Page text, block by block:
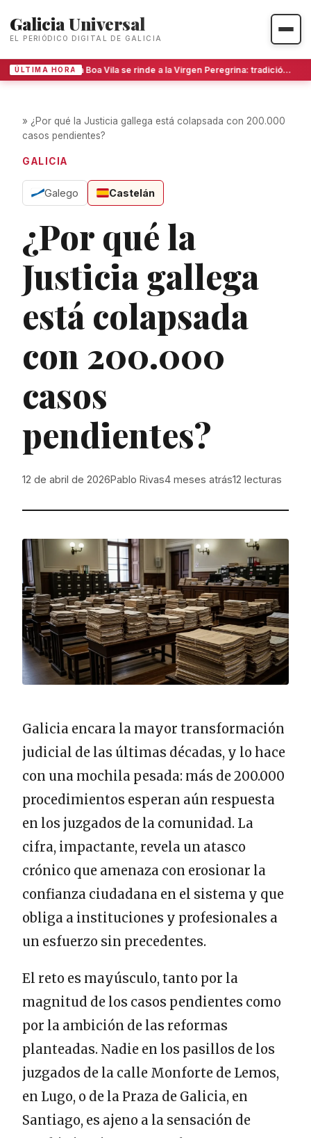
Galicia Universal
EL PERIÓDICO DIGITAL DE GALICIA
ÚLTIMA HORA La Boa Vila se rinde a la Virgen Peregrina: tradición, devoción y la danza que une a Pontevedra
» ¿Por qué la Justicia gallega está colapsada con 200.000
casos pendientes?
GALICIA
Galego Castelán
¿Por qué la
Justicia gallega
está colapsada
con 200.000
casos
pendientes?
12 de abril de 2026Pablo Rivas4 meses atrás12 lecturas
Galicia encara la mayor transformación
judicial de las últimas décadas, y lo hace
con una mochila pesada: más de 200.000
procedimientos esperan aún respuesta
en los juzgados de la comunidad. La
cifra, impactante, revela un atasco
crónico que amenaza con erosionar la
confianza ciudadana en el sistema y que
obliga a instituciones y profesionales a
un esfuerzo sin precedentes.
El reto es mayúsculo, tanto por la
magnitud de los casos pendientes como
por la ambición de las reformas
planteadas. Nadie en los pasillos de los
juzgados de la calle Monforte de Lemos,
en Lugo, o de la Praza de Galicia, en
Santiago, es ajeno a la sensación de